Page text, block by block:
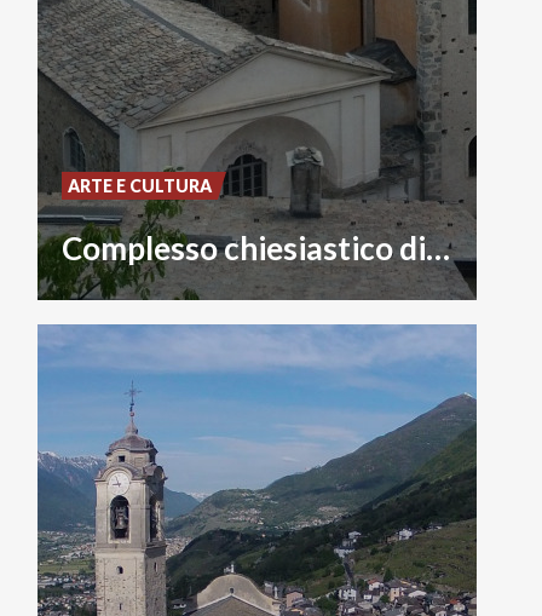
Complesso chiesiastico di San Giorgio
ARTE E CULTURA